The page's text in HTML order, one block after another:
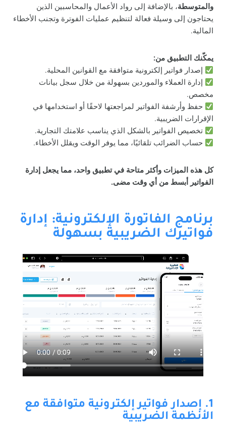
والمتوسطة، بالإضافة إلى رواد الأعمال والمحاسبين الذين
يحتاجون إلى وسيلة فعالة لتنظيم عمليات الفوترة وتجنب الأخطاء
المالية.
يمكّنك التطبيق من:
إصدار فواتير إلكترونية متوافقة مع القوانين المحلية.
إدارة العملاء والموردين بسهولة من خلال سجل بيانات
مخصص.
حفظ وأرشفة الفواتير لمراجعتها لاحقًا أو استخدامها في
الإقرارات الضريبية.
تخصيص الفواتير بالشكل الذي يناسب علامتك التجارية.
حساب الضرائب تلقائيًا، مما يوفر الوقت ويقلل الأخطاء.
كل هذه الميزات وأكثر متاحة في تطبيق واحد، مما يجعل إدارة
الفواتير أبسط من أي وقت مضى.
برنامج الفاتورة الإلكترونية: إدارة
فواتيرك الضريبية بسهولة
1. إصدار فواتير إلكترونية متوافقة مع
الأنظمة الضريبية